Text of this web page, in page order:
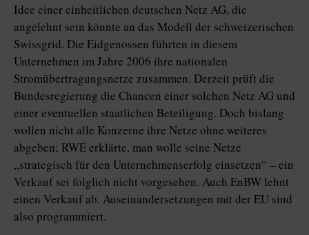
Idee einer einheitlichen deutschen Netz AG, die
angelehnt sein könnte an das Modell der schweizerischen
Swissgrid. Die Eidgenossen führten in diesem
Unternehmen im Jahre 2006 ihre nationalen
Stromübertragungsnetze zusammen. Derzeit prüft die
Bundesregierung die Chancen einer solchen Netz AG und
einer eventuellen staatlichen Beteiligung. Doch bislang
wollen nicht alle Konzerne ihre Netze ohne weiteres
abgeben; RWE erklärte, man wolle seine Netze
„strategisch für den Unternehmenserfolg einsetzen“ – ein
Verkauf sei folglich nicht vorgesehen. Auch EnBW lehnt
einen Verkauf ab. Auseinandersetzungen mit der EU sind
also programmiert.